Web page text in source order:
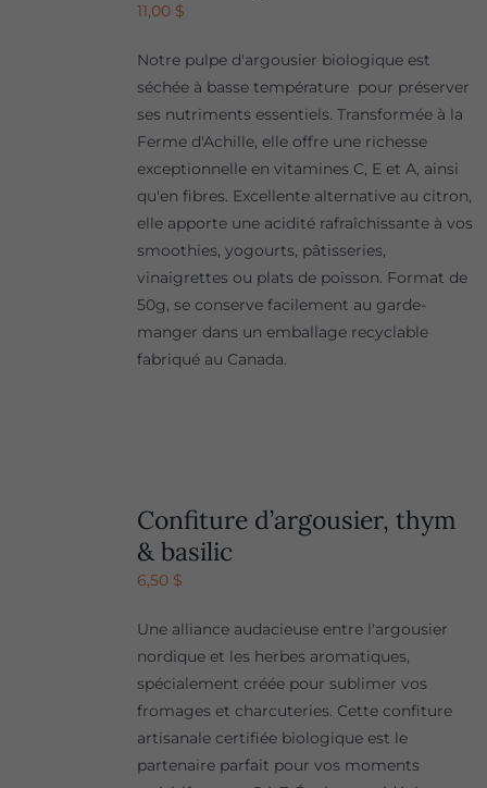
11,00 $
Notre pulpe d'argousier biologique est
séchée à basse température pour préserver
ses nutriments essentiels. Transformée à la
Ferme d'Achille, elle offre une richesse
exceptionnelle en vitamines C, E et A, ainsi
qu'en fibres. Excellente alternative au citron,
elle apporte une acidité rafraîchissante à vos
smoothies, yogourts, pâtisseries,
vinaigrettes ou plats de poisson. Format de
50g, se conserve facilement au garde-
manger dans un emballage recyclable
fabriqué au Canada.
Confiture d’argousier, thym
& basilic
6,50 $
Une alliance audacieuse entre l'argousier
nordique et les herbes aromatiques,
spécialement créée pour sublimer vos
fromages et charcuteries. Cette confiture
artisanale certifiée biologique est le
partenaire parfait pour vos moments